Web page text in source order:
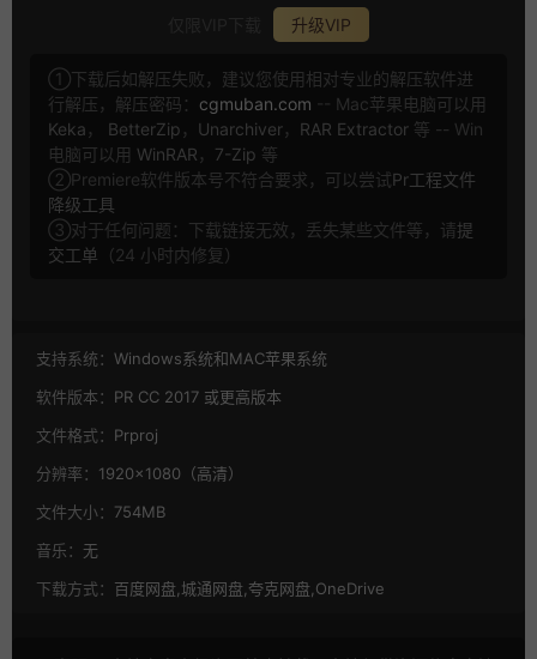
升级VIP
①下载后如解压失败，建议您使用相对专业的解压软件进
行解压，解压密码： cgmuban.com -- Mac苹果电脑可以用
Keka ， BetterZip ， Unarchiver， RAR Extractor 等 -- Win
电脑可以用 WinRAR ， 7-Zip 等
②Premiere软件版本号不符合要求，可以尝试Pr工程文件
降级工具
③对于任何问题：下载链接无效，丢失某些文件等，请提
交工单 （24 小时内修复）
支持系统： Windows系统和MAC苹果系统
软件版本： PR CC 2017 或更高版本
文件格式： Prproj
分辨率： 1920×1080（高清）
文件大小： 754MB
音乐： 无
下载方式： 百度网盘,城通网盘,夸克网盘,OneDrive